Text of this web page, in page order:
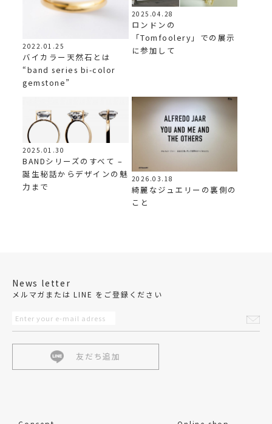
2022.01.25
バイカラー天然石とは
“band series bi-color
gemstone”
2025.04.28
ロンドンの
「Tomfoolery」での展示
に参加して
2025.01.30
BANDシリーズのすべて –
誕生秘話からデザインの魅
力まで
2026.03.18
綺麗なジュエリーの裏側の
こと
News letter
メルマガまたは LINE をご登録ください
友だち追加